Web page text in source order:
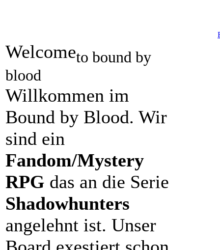
Welcometo bound by
blood
Willkommen im
Bound by Blood. Wir
sind ein
Fandom/Mystery
RPG das an die Serie
Shadowhunters
angelehnt ist. Unser